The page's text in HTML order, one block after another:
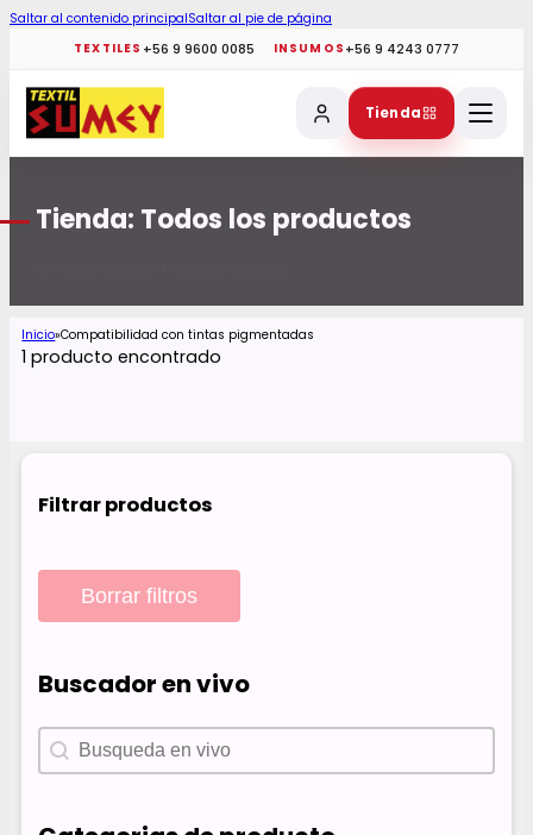
Saltar al contenido principalSaltar al pie de página
TEXTILES +56 9 9600 0085 INSUMOS +56 9 4243 0777
Tienda
Tienda: Todos los productos
Inicio Compatibilidad con tintas pigmentadas
1 producto encontrado
Filtrar productos
Borrar filtros
Buscador en vivo
Buscador en vivo
Buscador en vivo